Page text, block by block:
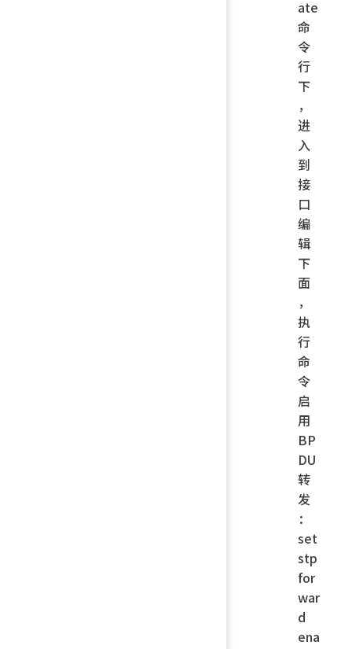
ate
命
令
行
下
，
进
入
到
接
口
编
辑
下
面
，
执
行
命
令
启
用
BP
DU
转
发
：
set
stp
for
war
d
ena